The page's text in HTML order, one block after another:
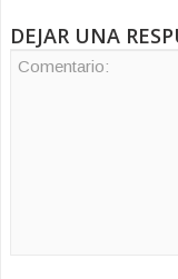
DEJAR UNA